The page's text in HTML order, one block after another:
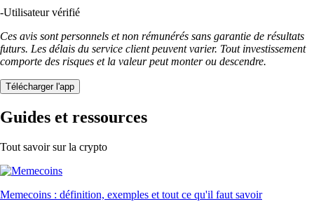
-Utilisateur vérifié
Ces avis sont personnels et non rémunérés sans garantie de résultats
futurs. Les délais du service client peuvent varier. Tout investissement
comporte des risques et la valeur peut monter ou descendre.
Télécharger l'app
Guides et ressources
Tout savoir sur la crypto
Memecoins : définition, exemples et tout ce qu'il faut savoir